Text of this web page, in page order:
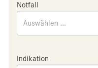
Notfall
Auswählen ...
Indikation